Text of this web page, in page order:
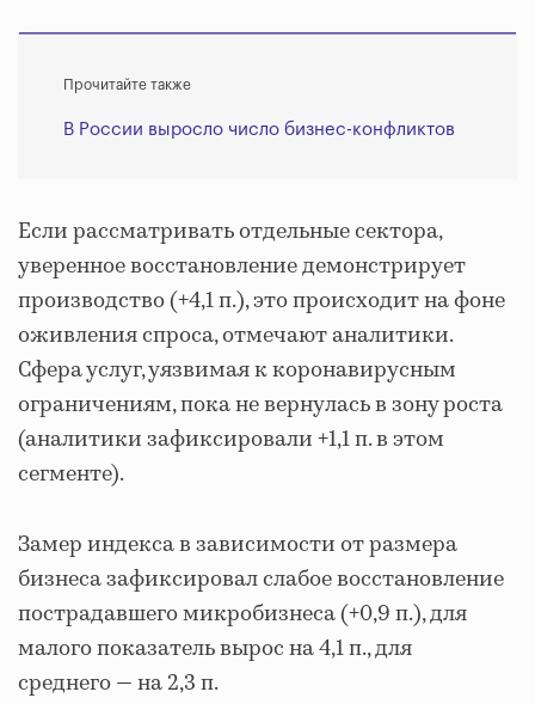
Прочитайте также
В России выросло число бизнес-конфликтов
Если рассматривать отдельные сектора,
уверенное восстановление демонстрирует
производство (+4,1 п.), это происходит на фоне
оживления спроса, отмечают аналитики.
Сфера услуг, уязвимая к коронавирусным
ограничениям, пока не вернулась в зону роста
(аналитики зафиксировали +1,1 п. в этом
сегменте).
Замер индекса в зависимости от размера
бизнеса зафиксировал слабое восстановление
пострадавшего микробизнеса (+0,9 п.), для
малого показатель вырос на 4,1 п., для
среднего — на 2,3 п.